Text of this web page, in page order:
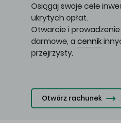
Osiągaj swoje cele
ukrytych opłat.
Otwarcie i
darmowe, a cennik
przejrzysty.
Otwórz rachunek